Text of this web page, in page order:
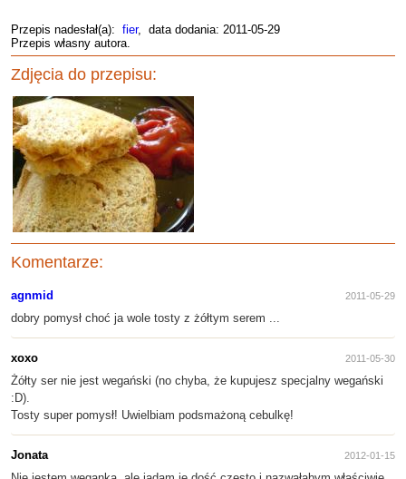
Przepis nadesłał(a): fier, data dodania: 2011-05-29
Przepis własny autora.
Zdjęcia do przepisu:
Komentarze:
agnmid 2011-05-29
dobry pomysł choć ja wole tosty z żółtym serem ...
xoxo 2011-05-30
Żółty ser nie jest wegański (no chyba, że kupujesz specjalny wegański
:D).
Tosty super pomysł! Uwielbiam podsmażoną cebulkę!
Jonata 2012-01-15